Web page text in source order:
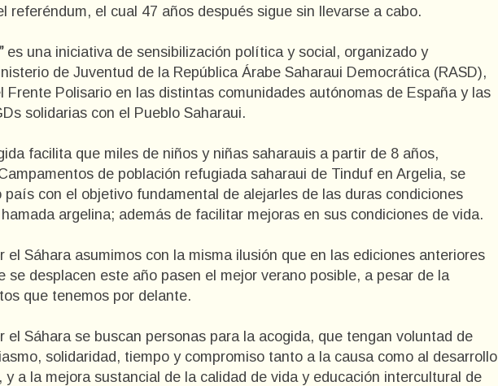
referéndum, el cual 47 años después sigue sin llevarse a cabo.
es una iniciativa de sensibilización política y social, organizado y
de Juventud de la República Árabe Saharaui Democrática (RASD),
Frente Polisario en las distintas comunidades autónomas de España y las
solidarias con el Pueblo Saharaui.
facilita que miles de niños y niñas saharauis a partir de 8 años,
de población refugiada saharaui de Tinduf en Argelia, se
país con el objetivo fundamental de alejarles de las duras condiciones
argelina; además de facilitar mejoras en sus condiciones de vida.
el Sáhara asumimos con la misma ilusión que en las ediciones anteriores
se desplacen este año pasen el mejor verano posible, a pesar de la
que tenemos por delante.
el Sáhara se buscan personas para la acogida, que tengan voluntad de
solidaridad, tiempo y compromiso tanto a la causa como al desarrollo
y a la mejora sustancial de la calidad de vida y educación intercultural de